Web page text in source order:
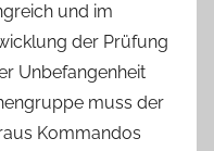
und im
der Prüfung
Unbefangenheit
muss der
Kommandos